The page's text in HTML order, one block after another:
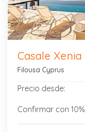
Casale Xenia
Filousa Cyprus
Precio desde:
Confirmar con 10%